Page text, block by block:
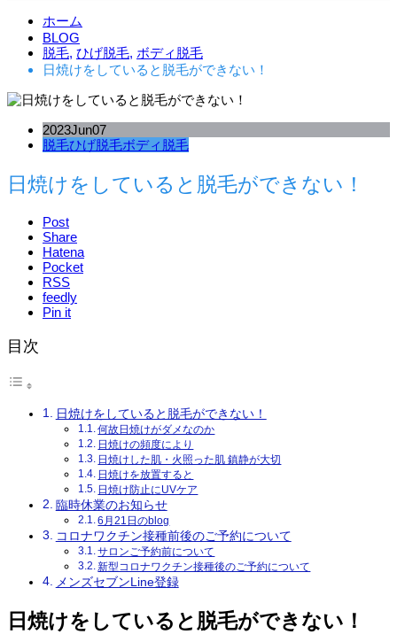
ホーム
BLOG
脱毛, ひげ脱毛, ボディ脱毛
日焼けをしていると脱毛ができない！
2023Jun07
脱毛ひげ脱毛ボディ脱毛
日焼けをしていると脱毛ができない！
Post
Share
Hatena
Pocket
RSS
feedly
Pin it
目次
日焼けをしていると脱毛ができない！
何故日焼けがダメなのか
日焼けの頻度により
日焼けした肌・火照った肌 鎮静が大切
日焼けを放置すると
日焼け防止にUVケア
臨時休業のお知らせ
6月21日のblog
コロナワクチン接種前後のご予約について
サロンご予約前について
新型コロナワクチン接種後のご予約について
メンズセブンLine登録
日焼けをしていると脱毛ができない！